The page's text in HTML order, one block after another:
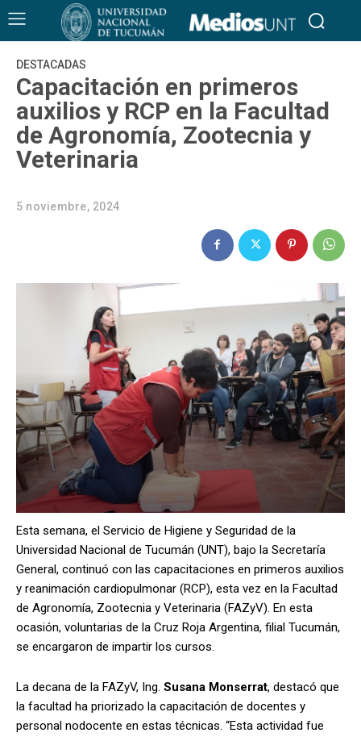
DESTACADAS
Capacitación en primeros
auxilios y RCP en la Facultad
de Agronomía, Zootecnia y
Veterinaria
5 noviembre, 2024
Esta semana, el Servicio de Higiene y Seguridad de la
Universidad Nacional de Tucumán (UNT), bajo la Secretaría
General, continuó con las capacitaciones en primeros auxilios
y reanimación cardiopulmonar (RCP), esta vez en la Facultad
de Agronomía, Zootecnia y Veterinaria (FAZyV). En esta
ocasión, voluntarias de la Cruz Roja Argentina, filial Tucumán,
se encargaron de impartir los cursos.
La decana de la FAZyV, Ing. Susana Monserrat, destacó que
la facultad ha priorizado la capacitación de docentes y
personal nodocente en estas técnicas. “Esta actividad fue